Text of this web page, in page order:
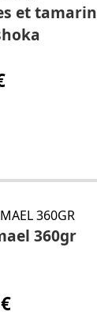
et tamarin
360gr
€